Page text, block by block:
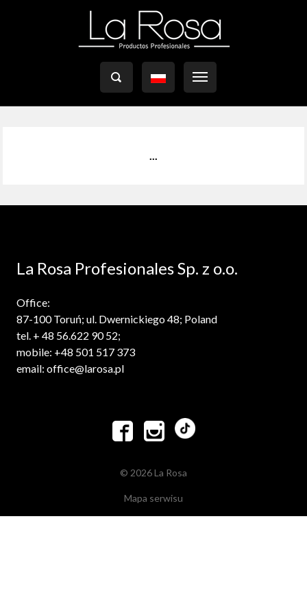

...
La Rosa Profesionales Sp. z o.o.
Office:
87-100 Toruń; ul. Dwernickiego 48; Poland
tel. + 48 56.622 90 52;
mobile: +48 501 517 373
email: office@larosa.pl
 
© 2026 La Rosa
Mapa serwisu